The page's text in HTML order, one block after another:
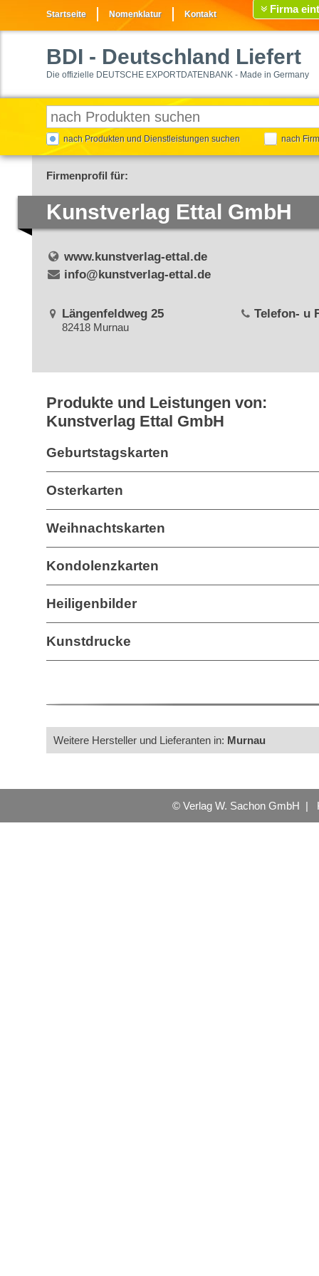
Startseite Nomenklatur Kontakt Firma
BDI - Deutschland Liefert
Die offizielle DEUTSCHE EXPORTDATENBANK - Made in Germany
nach Produkten und Dienstleistungen suchen nach
Firmenprofil für:
Kunstverlag Ettal GmbH
www.kunstverlag-ettal.de
info@kunstverlag-ettal.de
Längenfeldweg 25
82418 Murnau
Telefon- u
Produkte und Leistungen von:
Kunstverlag Ettal GmbH
Geburtstagskarten
Osterkarten
Weihnachtskarten
Kondolenzkarten
Heiligenbilder
Kunstdrucke
Weitere Hersteller und Lieferanten in: Murnau
© Verlag W. Sachon GmbH |